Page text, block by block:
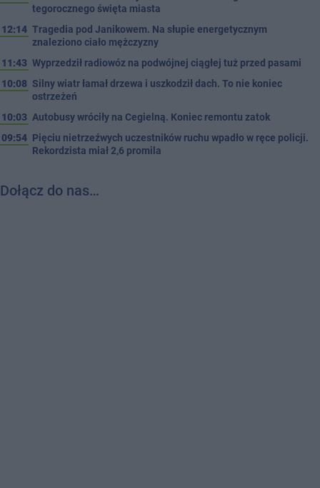
tegorocznego święta miasta
12:14 Tragedia pod Janikowem. Na słupie energetycznym
znaleziono ciało mężczyzny
11:43 Wyprzedził radiowóz na podwójnej ciągłej tuż przed pasami
10:08 Silny wiatr łamał drzewa i uszkodził dach. To nie koniec
ostrzeżeń
10:03 Autobusy wróciły na Cegielną. Koniec remontu zatok
09:54 Pięciu nietrzeźwych uczestników ruchu wpadło w ręce policji.
Rekordzista miał 2,6 promila
Dołącz do nas…